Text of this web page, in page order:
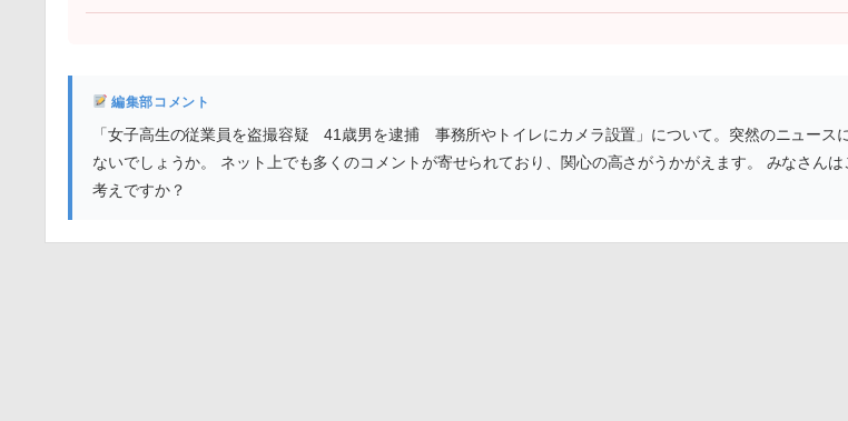
編集部コメント
「女子高生の従業員を盗撮容疑 41歳男を逮捕 事務所やトイレにカメラ設置」について。突然のニュース
ないでしょうか。 ネット上でも多くのコメントが寄せられており、関心の高さがうかがえます。 みなさん
考えですか？